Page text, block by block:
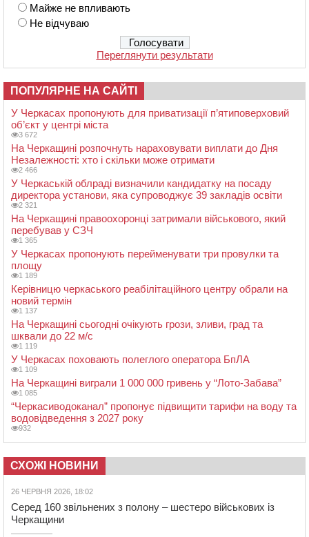
Майже не впливають
Не відчуваю
Переглянути результати
ПОПУЛЯРНЕ НА САЙТІ
У Черкасах пропонують для приватизації п’ятиповерховий
об’єкт у центрі міста
3 672
На Черкащині розпочнуть нараховувати виплати до Дня
Незалежності: хто і скільки може отримати
2 466
У Черкаській облраді визначили кандидатку на посаду
директора установи, яка супроводжує 39 закладів освіти
2 321
На Черкащині правоохоронці затримали військового, який
перебував у СЗЧ
1 365
У Черкасах пропонують перейменувати три провулки та
площу
1 189
Керівницю черкаського реабілітаційного центру обрали на
новий термін
1 137
На Черкащині сьогодні очікують грози, зливи, град та
шквали до 22 м/с
1 119
У Черкасах поховають полеглого оператора БпЛА
1 109
На Черкащині виграли 1 000 000 гривень у “Лото-Забава”
1 085
“Черкасиводоканал” пропонує підвищити тарифи на воду та
водовідведення з 2027 року
932
СХОЖІ НОВИНИ
26 ЧЕРВНЯ 2026, 18:02
Серед 160 звільнених з полону – шестеро військових із
Черкащини